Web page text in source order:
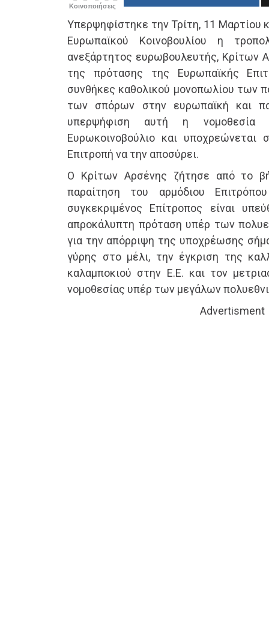
Κοινοποιήσεις
Υπερψηφίστηκε την Τρίτη, 11 Μαρτίου
Ευρωπαϊκού Κοινοβουλίου η
ανεξάρτητος ευρωβουλευτής, Κρίτων
της πρότασης της Ευρωπαϊκής
συνθήκες καθολικού μονοπωλίου των
των σπόρων στην ευρωπαϊκή και
υπερψήφιση αυτή η νομοθεσία
Ευρωκοινοβούλιο και
Επιτροπή να την αποσύρει.
Ο Κρίτων Αρσένης ζήτησε από το
παραίτηση του αρμόδιου
συγκεκριμένος Επίτροπος είναι
απροκάλυπτη πρόταση υπέρ των
για την απόρριψη της υποχρέωσης
γύρης στο μέλι, την έγκριση της
καλαμποκιού στην Ε.Ε. και τον
νομοθεσίας υπέρ των μεγάλων
Advertisment